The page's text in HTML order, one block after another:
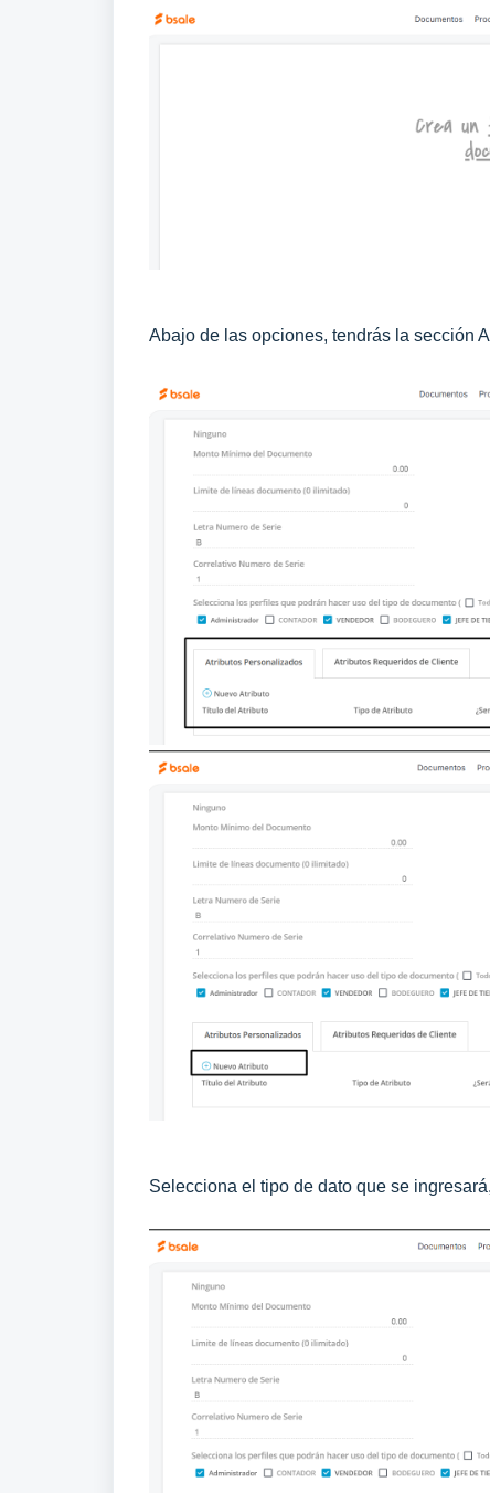
Abajo de las opciones, tendrás la sección
Selecciona el tipo de dato que se